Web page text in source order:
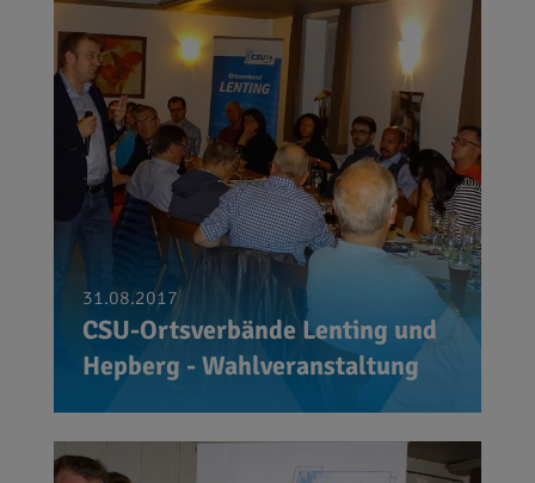
31.08.2017
CSU-Ortsverbände Lenting und
Hepberg - Wahlveranstaltung